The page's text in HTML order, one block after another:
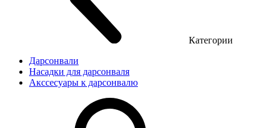
Категории
Дарсонвали
Насадки для дарсонваля
Акссесуары к дарсонвалю